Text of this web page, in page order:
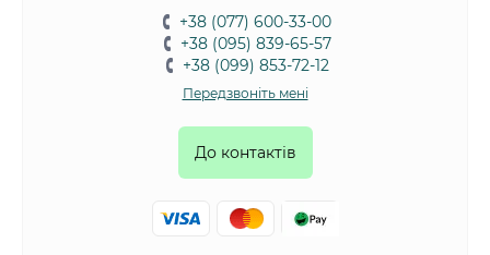
+38 (077) 600-33-00
+38 (095) 839-65-57
+38 (099) 853-72-12
Передзвоніть мені
До контактів